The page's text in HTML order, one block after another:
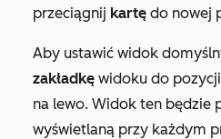
przeciągnij kartę do nowej
Aby ustawić widok
zakładkę widoku do
na lewo. Widok ten będzie
wyświetlaną przy każdym